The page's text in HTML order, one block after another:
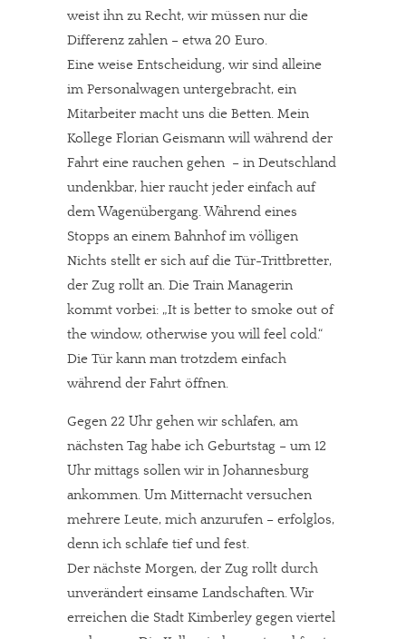
weist ihn zu Recht, wir müssen nur die
Differenz zahlen – etwa 20 Euro.
Eine weise Entscheidung, wir sind alleine
im Personalwagen untergebracht, ein
Mitarbeiter macht uns die Betten. Mein
Kollege Florian Geismann will während der
Fahrt eine rauchen gehen – in Deutschland
undenkbar, hier raucht jeder einfach auf
dem Wagenübergang. Während eines
Stopps an einem Bahnhof im völligen
Nichts stellt er sich auf die Tür-Trittbretter,
der Zug rollt an. Die Train Managerin
kommt vorbei: „It is better to smoke out of
the window, otherwise you will feel cold.“
Die Tür kann man trotzdem einfach
während der Fahrt öffnen.
Gegen 22 Uhr gehen wir schlafen, am
nächsten Tag habe ich Geburtstag – um 12
Uhr mittags sollen wir in Johannesburg
ankommen. Um Mitternacht versuchen
mehrere Leute, mich anzurufen – erfolglos,
denn ich schlafe tief und fest.
Der nächste Morgen, der Zug rollt durch
unverändert einsame Landschaften. Wir
erreichen die Stadt Kimberley gegen viertel